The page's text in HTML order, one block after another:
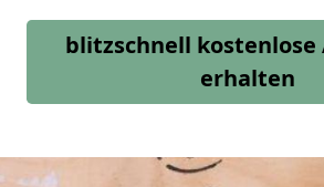
blitzschnell kostenlose
erhalten